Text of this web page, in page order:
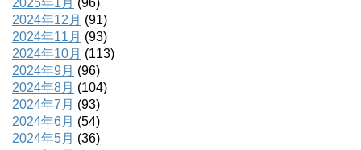
2024年12月 (91)
2024年11月 (93)
2024年10月 (113)
2024年9月 (96)
2024年8月 (104)
2024年7月 (93)
2024年6月 (54)
2024年5月 (36)